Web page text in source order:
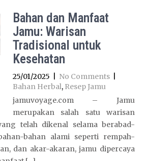
Bahan dan Manfaat
Jamu: Warisan
Tradisional untuk
Kesehatan
25/01/2025 No Comments
Bahan Herbal, Resep Jamu
jamuvoyage.com – Jamu
merupakan salah satu warisan
telah dikenal selama berabad-
bahan alami seperti rempah-
dan akar-akaran, jamu dipercaya